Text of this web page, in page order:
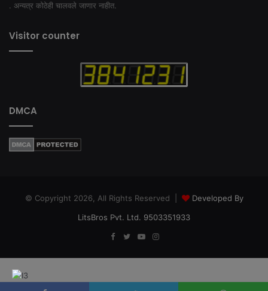
. अन्यत्र कोठेही चालवले जाणार नाहीत.
Visitor counter
DMCA
© Copyright 2026, All Rights Reserved |
Developed By
LitsBros Pvt. Ltd. 9503351933
FacebookTwitterYouTubeInstagram